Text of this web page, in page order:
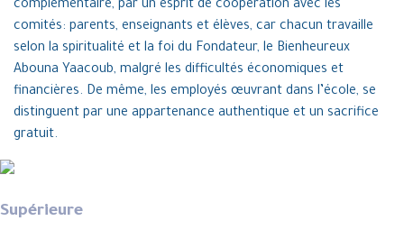
complémentaire, par un esprit de coopération avec les
comités: parents, enseignants et élèves, car chacun travaille
selon la spiritualité et la foi du Fondateur, le Bienheureux
Abouna Yaacoub, malgré les difficultés économiques et
financières. De même, les employés œuvrant dans l’école, se
distinguent par une appartenance authentique et un sacrifice
gratuit.
Supérieure